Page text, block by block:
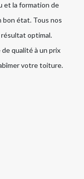
et la formation de
bon état. Tous nos
optimal.
qualité à un prix
votre toiture.